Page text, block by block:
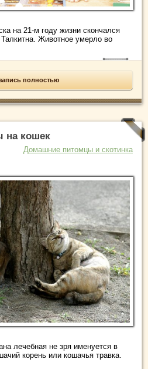
на 21-м году жизни скончался
Животное умерло во
полностью
на кошек
Домашние питомцы и скотинка
лечебная не зря именуется в
корень или кошачья травка.